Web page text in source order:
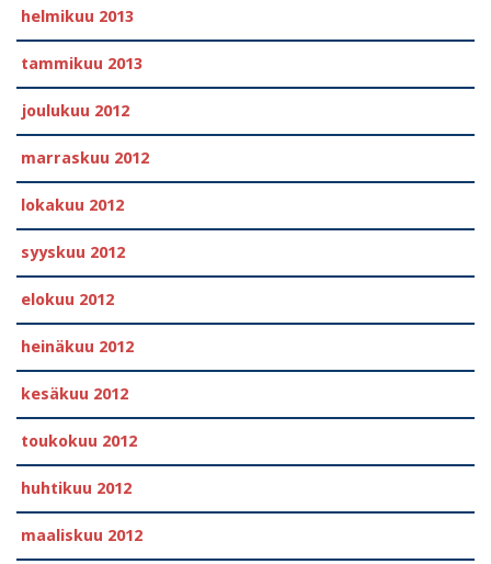
helmikuu 2013
tammikuu 2013
joulukuu 2012
marraskuu 2012
lokakuu 2012
syyskuu 2012
elokuu 2012
heinäkuu 2012
kesäkuu 2012
toukokuu 2012
huhtikuu 2012
maaliskuu 2012